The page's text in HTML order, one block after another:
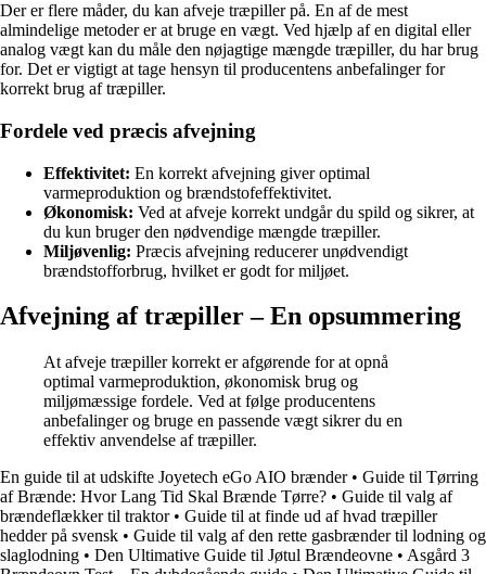
Der er flere måder, du kan afveje træpiller på. En af de mest
almindelige metoder er at bruge en vægt. Ved hjælp af en digital eller
analog vægt kan du måle den nøjagtige mængde træpiller, du har brug
for. Det er vigtigt at tage hensyn til producentens anbefalinger for
korrekt brug af træpiller.
Fordele ved præcis afvejning
Effektivitet: En korrekt afvejning giver optimal
varmeproduktion og brændstofeffektivitet.
Økonomisk: Ved at afveje korrekt undgår du spild og sikrer, at
du kun bruger den nødvendige mængde træpiller.
Miljøvenlig: Præcis afvejning reducerer unødvendigt
brændstofforbrug, hvilket er godt for miljøet.
Afvejning af træpiller – En opsummering
At afveje træpiller korrekt er afgørende for at opnå
optimal varmeproduktion, økonomisk brug og
miljømæssige fordele. Ved at følge producentens
anbefalinger og bruge en passende vægt sikrer du en
effektiv anvendelse af træpiller.
En guide til at udskifte Joyetech eGo AIO brænder• Guide til Tørring
af Brænde: Hvor Lang Tid Skal Brænde Tørre? • Guide til valg af
brændeflækker til traktor• Guide til at finde ud af hvad træpiller
hedder på svensk • Guide til valg af den rette gasbrænder til lodning og
slaglodning • Den Ultimative Guide til Jøtul Brændeovne • Asgård 3